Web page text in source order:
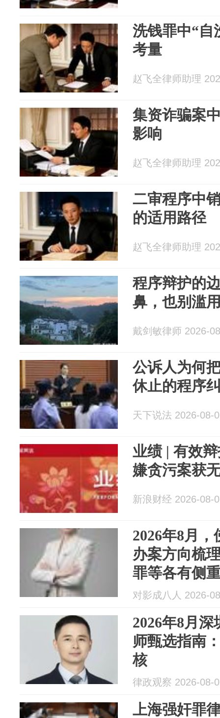
洗钱罪中“自
考量
赵飞全律师助理
集资诈骗案
影响
赵飞全律师助理
二审程序中
的适用路径
赵飞全律师助理
程序辩护的
鼻，也别滥
戴剑敏律师 2026-
公诉人为何
休止的程序
天下说法 2026-08-
业绩 | 有效
嫌贪污案获
新浪财经 2026-08-
2026年8月
办案方向梳
罪等各有侧
对影成八人 2026-
2026年8月
师甄选指南
核
律政观察 2026-08-
上海强奸罪